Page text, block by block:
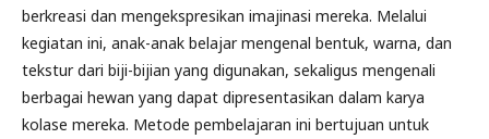
berkreasi dan mengekspresikan imajinasi mereka. Melalui
kegiatan ini, anak-anak belajar mengenal bentuk, warna, dan
tekstur dari biji-bijian yang digunakan, sekaligus mengenali
berbagai hewan yang dapat dipresentasikan dalam karya
kolase mereka. Metode pembelajaran ini bertujuan untuk